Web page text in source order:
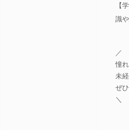
【
識
／
憧
未
ぜ
＼